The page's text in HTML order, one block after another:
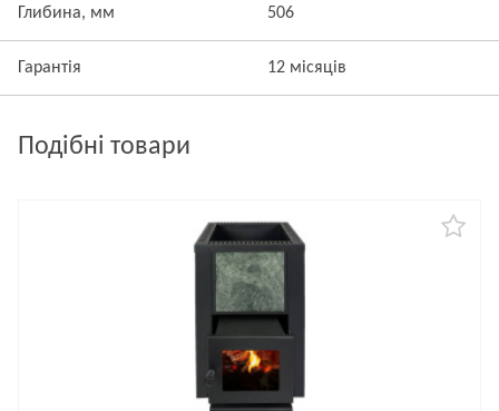
Глибина, мм 506
Гарантія 12 місяців
Подібні товари